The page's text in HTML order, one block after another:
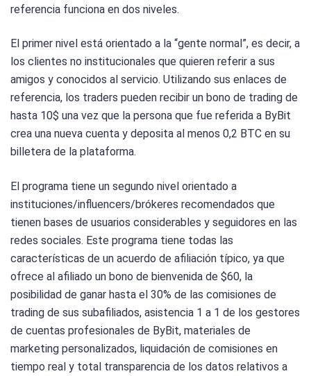
referencia funciona en dos niveles.
El primer nivel está orientado a la “gente normal”, es decir, a
los clientes no institucionales que quieren referir a sus
amigos y conocidos al servicio. Utilizando sus enlaces de
referencia, los traders pueden recibir un bono de trading de
hasta 10$ una vez que la persona que fue referida a ByBit
crea una nueva cuenta y deposita al menos 0,2 BTC en su
billetera de la plataforma.
El programa tiene un segundo nivel orientado a
instituciones/influencers/brókeres recomendados que
tienen bases de usuarios considerables y seguidores en las
redes sociales. Este programa tiene todas las
características de un acuerdo de afiliación típico, ya que
ofrece al afiliado un bono de bienvenida de $60, la
posibilidad de ganar hasta el 30% de las comisiones de
trading de sus subafiliados, asistencia 1 a 1 de los gestores
de cuentas profesionales de ByBit, materiales de
marketing personalizados, liquidación de comisiones en
tiempo real y total transparencia de los datos relativos a